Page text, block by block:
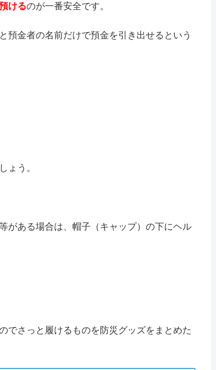
けるのが一番安全です。
金者の名前だけで預金を引き出せるという
ょう。
がある場合は、帽子（キャップ）の下にヘル
でさっと履けるものを防災グッズをまとめた